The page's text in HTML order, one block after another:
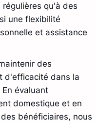
qu'à des
une flexibilité
et assistance
des
d'efficacité dans la
évaluant
domestique et en
bénéficiaires, nous